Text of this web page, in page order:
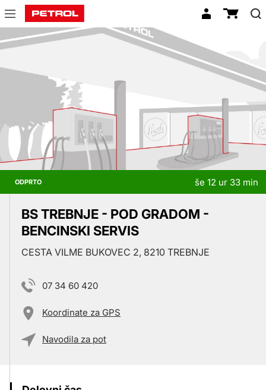
Prodajna
mesta
ODPRTO še 12 ur 33 min
BS TREBNJE - POD GRADOM -
BENCINSKI SERVIS
CESTA VILME BUKOVEC 2, 8210 TREBNJE
07 34 60 420
Koordinate za GPS
Navodila za pot